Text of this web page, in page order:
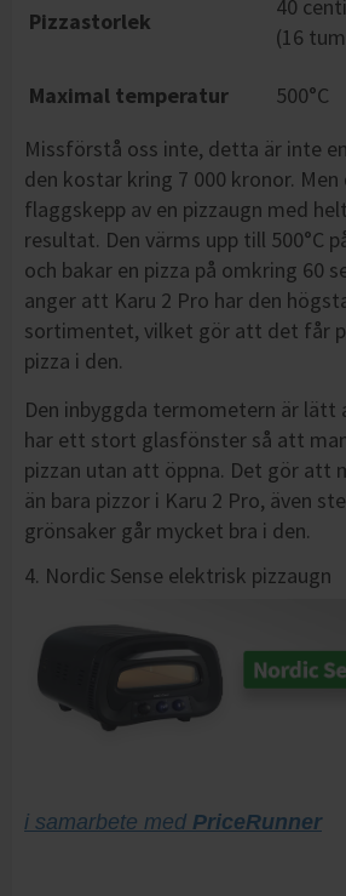
Pizzastorlek
40
(16
Maximal temperatur
500°C
Missförstå oss inte, detta är inte
den kostar kring 7 000 kronor.
flaggskepp av en pizzaugn med
resultat. Den värms upp till 500°C
och bakar en pizza på omkring 60
anger att Karu 2 Pro har den
sortimentet, vilket gör att det får
pizza i den.
Den inbyggda termometern är lätt
har ett stort glasfönster så att
pizzan utan att öppna. Det gör att
än bara pizzor i Karu 2 Pro, även
grönsaker går mycket bra i den.
4. Nordic Sense elektrisk pizzaugn
i samarbete med PriceRunner